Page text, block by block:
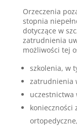
Orzeczenia
stopnia
dotyczące w
zatrudnienia
możliwości tej
szkolenia, w
zatrudnienia
uczestnictwa
konieczności